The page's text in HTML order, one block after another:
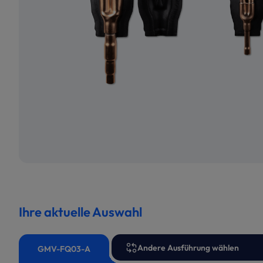
Ihre aktuelle Auswahl
GMV-FQ03-A Andere Ausführung wählen